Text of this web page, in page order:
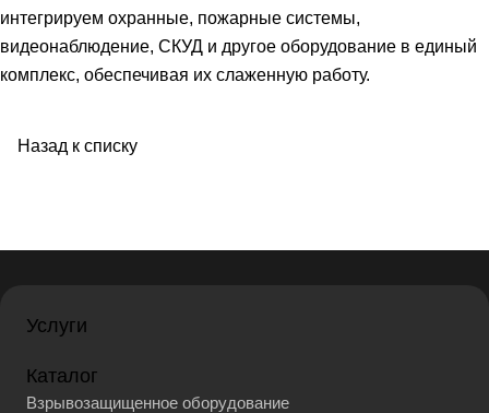
интегрируем охранные, пожарные системы,
видеонаблюдение, СКУД и другое оборудование в единый
комплекс, обеспечивая их слаженную работу.
Назад к списку
Услуги
Каталог
Взрывозащищенное оборудование